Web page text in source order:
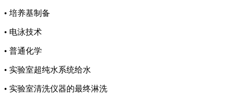
• 培养基制备
• 电泳技术
• 普通化学
• 实验室超纯水系统给水
• 实验室清洗仪器的最终淋洗